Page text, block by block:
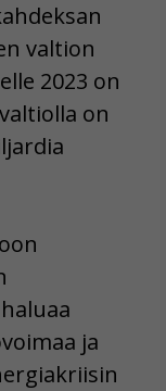
valtion
2023 on
on
ja